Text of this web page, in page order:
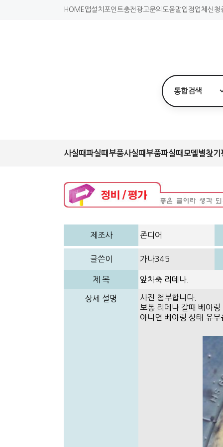
HOME 앱설치 포인트충전 광고문의 도움말입점업체신청
사실때파실때 부품사실때 부품파실때 모델별찾기
제조사 존디어
글쓴이 가나345
제 목 앞차축 리데나.
상세 설명
사진 첨부합니다.
보통 리데나 갈때 베아
아니면 베아링 상태 유